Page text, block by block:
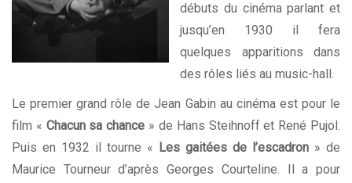
débuts du cinéma parlant et
jusqu’en 1930 il fera
quelques apparitions dans
des rôles liés au music-hall.
Le premier grand rôle de Jean Gabin au cinéma est pour le
film « Chacun sa chance » de Hans Steihnoff et René Pujol.
Puis en 1932 il tourne « Les gaitées de l’escadron » de
Maurice Tourneur d’après Georges Courteline. Il a pour